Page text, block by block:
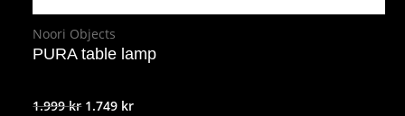
Noori Objects
PURA table lamp
1.999kr Det
1.749 krDet